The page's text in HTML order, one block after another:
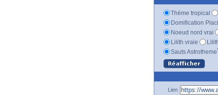
Thème tropical
Domification
Noeud nord vrai
Lilith vraie
Sauts Astrotheme
Lien